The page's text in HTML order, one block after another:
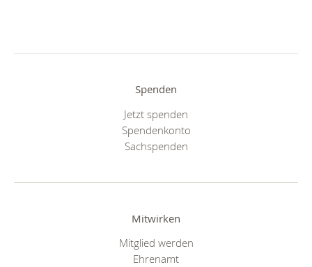
Spenden
Jetzt spenden
Spendenkonto
Sachspenden
Mitwirken
Mitglied werden
Ehrenamt